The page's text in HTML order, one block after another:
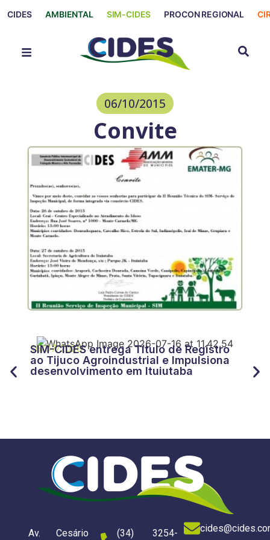
CIDES AMBIENTAL SIM-CIDES PROCON REGIONAL
06/10/2015
Convite
16/07/2026
SIM-CIDES entrega Título de Registro
ao Tijuco Agroindustrial e Impulsiona
desenvolvimento em Ituiutaba
do
Av. Cesário (34) 3254-